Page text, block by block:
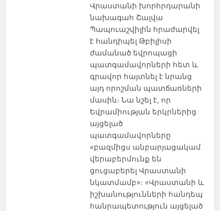
Վրաստանի խորհրդարանի
նախագահ Շալվա
Պապուաշվիլին հրաժարվել
է հանդիպել Թբիլիսի
ժամանած եվրոպացի
պատգամավորների հետ և
գրավոր հայտնել է նրանց
այդ որոշման պատճառների
մասին։ Նա նշել է, որ
Եվրամիության երկրներից
այցելած
պատգամավորները
«բազմիցս անբարյացակամ
վերաբերմունք են
ցուցաբերել Վրաստանի
նկատմամբ»։ «Վրաստանի և
իշխանությունների հանդեպ
հանրապետություն այցելած